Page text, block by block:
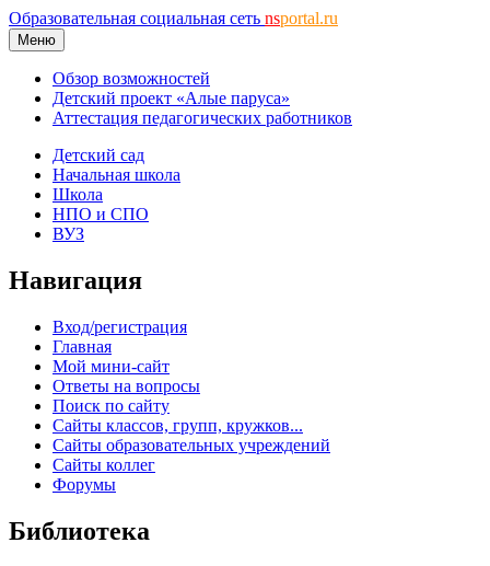
Образовательная социальная сеть nsportal.ru
Меню
Обзор возможностей
Детский проект «Алые паруса»
Аттестация педагогических работников
Детский сад
Начальная школа
Школа
НПО и СПО
ВУЗ
Навигация
Вход/регистрация
Главная
Мой мини-сайт
Ответы на вопросы
Поиск по сайту
Сайты классов, групп, кружков...
Сайты образовательных учреждений
Сайты коллег
Форумы
Библиотека